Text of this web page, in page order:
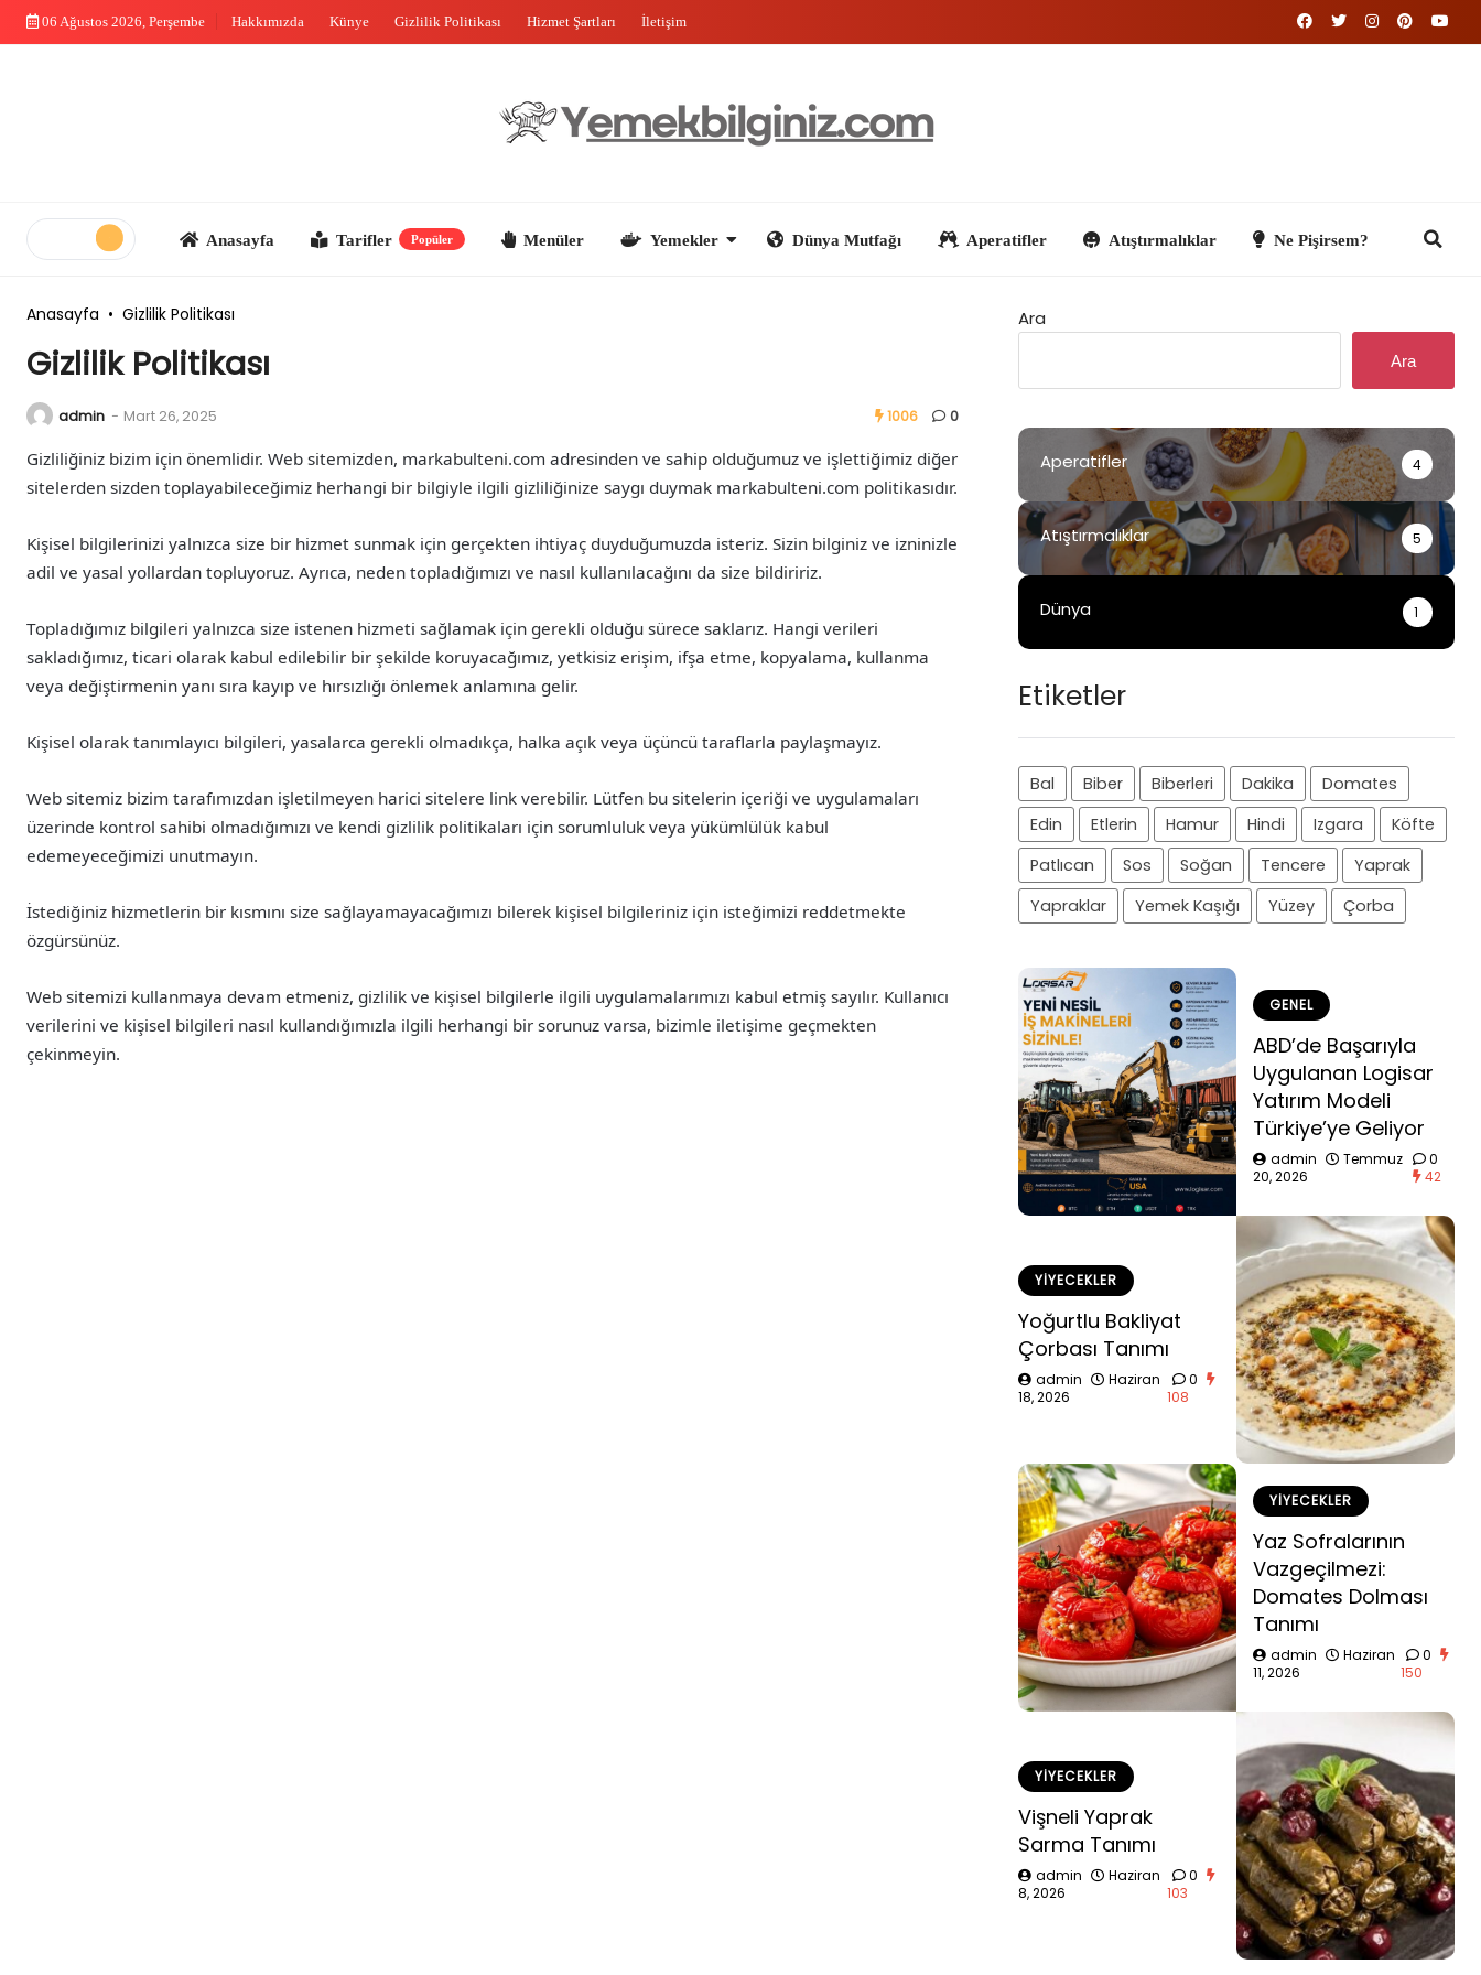
Skip
06 Ağustos 2026, Perşembe Hakkımızda Künye Gizlilik Politikası Hizmet Şartları İletişim
Anasayfa • Gizlilik Politikası
Gizlilik Politikası
admin - Mart 26, 2025 1006 0
Gizliliğiniz bizim için önemlidir. Web sitemizden, markabulteni.com adresinden ve sahip olduğumuz ve işlettiğimiz diğer
sitelerden sizden toplayabileceğimiz herhangi bir bilgiyle ilgili gizliliğinize saygı duymak markabulteni.com politikasıdır.
Kişisel bilgilerinizi yalnızca size bir hizmet sunmak için gerçekten ihtiyaç duyduğumuzda isteriz. Sizin bilginiz ve izninizle
adil ve yasal yollardan topluyoruz. Ayrıca, neden topladığımızı ve nasıl kullanılacağını da size bildiririz.
Topladığımız bilgileri yalnızca size istenen hizmeti sağlamak için gerekli olduğu sürece saklarız. Hangi verileri
sakladığımız, ticari olarak kabul edilebilir bir şekilde koruyacağımız, yetkisiz erişim, ifşa etme, kopyalama, kullanma
veya değiştirmenin yanı sıra kayıp ve hırsızlığı önlemek anlamına gelir.
Kişisel olarak tanımlayıcı bilgileri, yasalarca gerekli olmadıkça, halka açık veya üçüncü taraflarla paylaşmayız.
Web sitemiz bizim tarafımızdan işletilmeyen harici sitelere link verebilir. Lütfen bu sitelerin içeriği ve uygulamaları
üzerinde kontrol sahibi olmadığımızı ve kendi gizlilik politikaları için sorumluluk veya yükümlülük kabul
edemeyeceğimizi unutmayın.
İstediğiniz hizmetlerin bir kısmını size sağlayamayacağımızı bilerek kişisel bilgileriniz için isteğimizi reddetmekte
özgürsünüz.
Web sitemizi kullanmaya devam etmeniz, gizlilik ve kişisel bilgilerle ilgili uygulamalarımızı kabul etmiş sayılır. Kullanıcı
verilerini ve kişisel bilgileri nasıl kullandığımızla ilgili herhangi bir sorunuz varsa, bizimle iletişime geçmekten
çekinmeyin.
Ara
Ara
Aperatifler 4
Atıştırmalıklar 5
Dünya 1
Etiketler
Bal Biber Biberleri Dakika
Domates
Edin
Etlerin Hamur Hindi Izgara
Köfte
Patlıcan
Sos Soğan Tencere
Yaprak
Yapraklar
Yemek Kaşığı Yüzey Çorba
GENEL
ABD’de Başarıyla
Uygulanan Logisar
Yatırım Modeli
Türkiye’ye Geliyor
admin
Temmuz
20, 2026
0
42
YIYECEKLER
Yoğurtlu Bakliyat
Çorbası Tanımı
admin
Haziran
18, 2026
0
108
YIYECEKLER
Yaz Sofralarının
Vazgeçilmezi:
Domates Dolması
Tanımı
admin
Haziran
11, 2026
0
150
YIYECEKLER
Vişneli Yaprak
Sarma Tanımı
admin
Haziran
8, 2026
0
103